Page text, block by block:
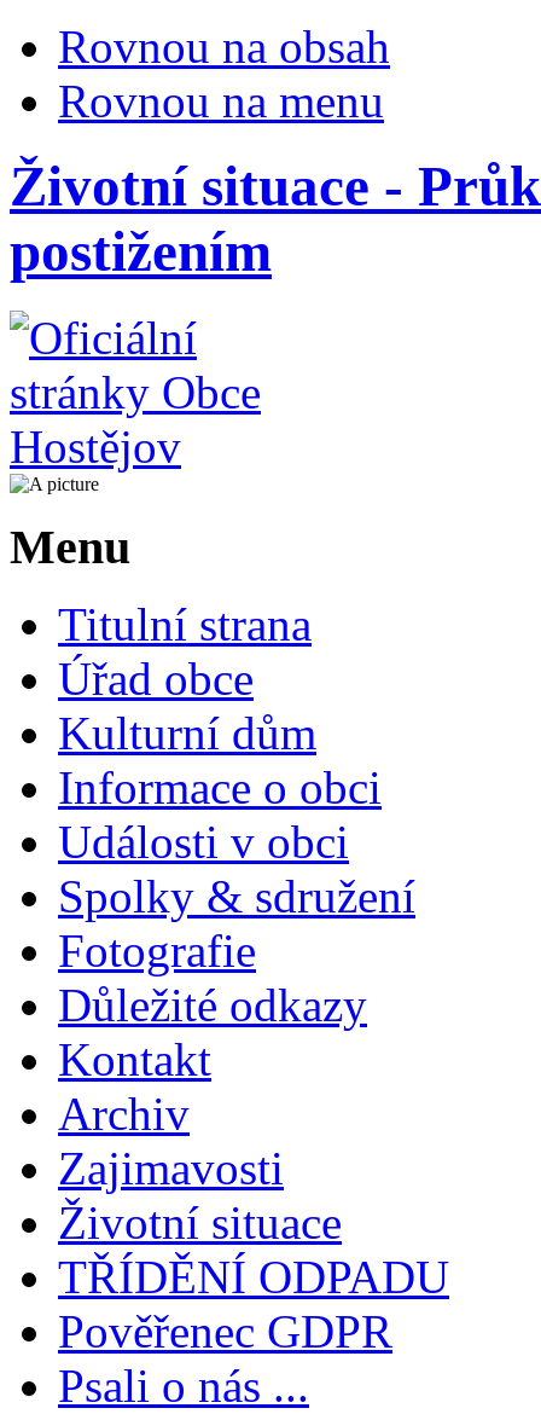
Rovnou na obsah
Rovnou na menu
Životní situace -
postižením
Menu
Titulní strana
Úřad obce
Kulturní dům
Informace o obci
Události v obci
Spolky & sdružení
Fotografie
Důležité odkazy
Kontakt
Archiv
Zajimavosti
Životní situace
TŘÍDĚNÍ ODPADU
Pověřenec GDPR
Psali o nás ...